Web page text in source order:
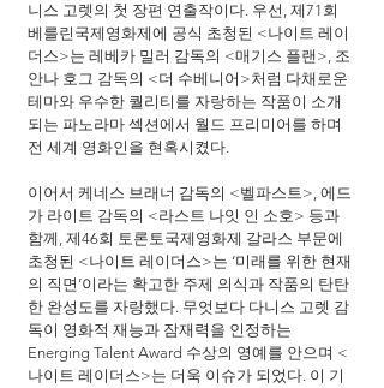
니스 고렛의 첫 장편 연출작이다. 우선, 제71회
베를린국제영화제에 공식 초청된 <나이트 레이
더스>는 레베카 밀러 감독의 <매기스 플랜>, 조
안나 호그 감독의 <더 수베니어>처럼 다채로운
테마와 우수한 퀄리티를 자랑하는 작품이 소개
되는 파노라마 섹션에서 월드 프리미어를 하며
전 세계 영화인을 현혹시켰다.
이어서 케네스 브래너 감독의 <벨파스트>, 에드
가 라이트 감독의 <라스트 나잇 인 소호> 등과
함께, 제46회 토론토국제영화제 갈라스 부문에
초청된 <나이트 레이더스>는 ‘미래를 위한 현재
의 직면’이라는 확고한 주제 의식과 작품의 탄탄
한 완성도를 자랑했다. 무엇보다 다니스 고렛 감
독이 영화적 재능과 잠재력을 인정하는
Energing Talent Award 수상의 영예를 안으며 <
나이트 레이더스>는 더욱 이슈가 되었다. 이 기